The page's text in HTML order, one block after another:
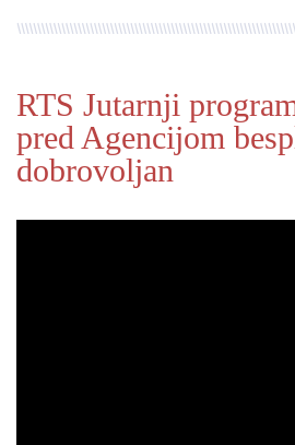
RTS Jutarnji
pred Agencijom
dobrovoljan